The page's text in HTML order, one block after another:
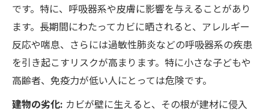
です。特に、呼吸器系や皮膚に影響を与えることがあり
ます。長期間にわたってカビに晒されると、アレルギー
反応や喘息、さらには過敏性肺炎などの呼吸器系の疾患
を引き起こすリスクが高まります。特に小さな子どもや
高齢者、免疫力が低い人にとっては危険です。
建物の劣化: カビが壁に生えると、その根が建材に侵入